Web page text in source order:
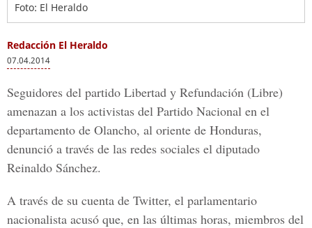
Foto: El Heraldo
Redacción El Heraldo
07.04.2014
Seguidores del partido Libertad y Refundación (Libre)
amenazan a los activistas del Partido Nacional en el
departamento de Olancho, al oriente de Honduras,
denunció a través de las redes sociales el diputado
Reinaldo Sánchez.
A través de su cuenta de Twitter, el parlamentario
nacionalista acusó que, en las últimas horas, miembros del